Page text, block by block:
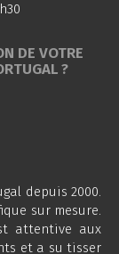
DE VOTRE
?
depuis 2000.
sur mesure.
attentive aux
et a su tisser